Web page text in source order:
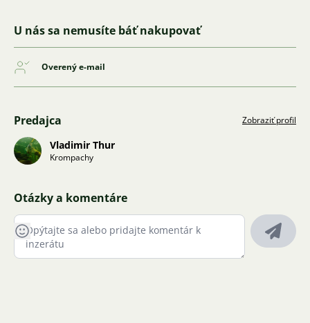
U nás sa nemusíte báť nakupovať
Overený e-mail
Predajca Zobraziť profil
Vladimir Thur
Krompachy
Otázky a komentáre